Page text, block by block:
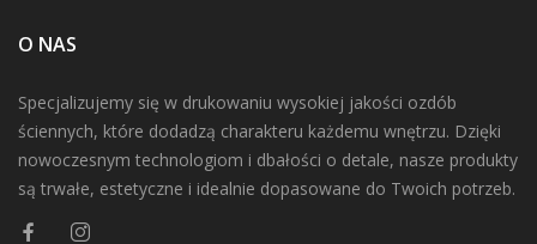
O NAS
Specjalizujemy się w drukowaniu wysokiej jakości ozdób
ściennych, które dodadzą charakteru każdemu wnętrzu. Dzięki
nowoczesnym technologiom i dbałości o detale, nasze produkty
są trwałe, estetyczne i idealnie dopasowane do Twoich potrzeb.